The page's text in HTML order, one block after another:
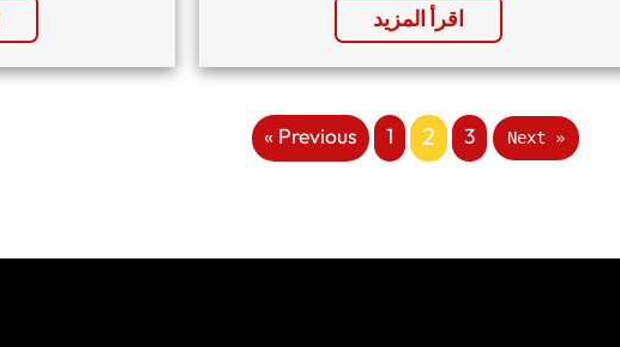
اقرأ المزيد
« Previous 1 2 3 Next »